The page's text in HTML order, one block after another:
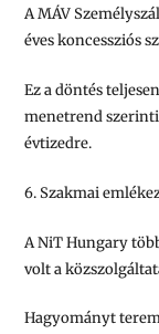
AMÁV
éves koncessziós
Ez a döntés
menetrend
évtizedre.
6. Szakmai
A NiT Hungary
volt a
Hagyományt